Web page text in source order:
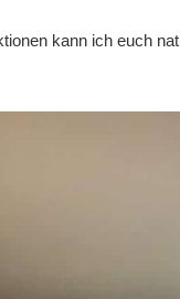
kann ich euch